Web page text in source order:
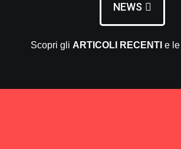
NEWS
Scopri gli ARTICOLI RECENTI e le